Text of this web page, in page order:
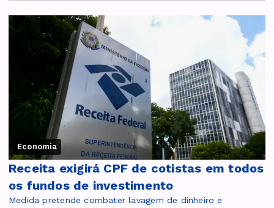
Economia
Receita exigirá CPF de cotistas em todos
os fundos de investimento
Medida pretende combater lavagem de dinheiro e